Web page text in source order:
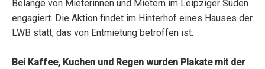
Belange von Mieterinnen und Mietern im Leipziger Süden
engagiert. Die Aktion findet im Hinterhof eines Hauses der
LWB statt, das von Entmietung betroffen ist.
Bei Kaffee, Kuchen und Regen wurden Plakate mit der